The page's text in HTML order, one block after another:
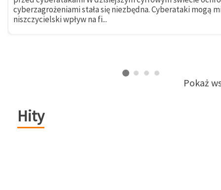
cyberzagrożeniami stała się niezbędna. Cyberataki mogą
niszczycielski wpływ na fi...
Pokaż
Hity